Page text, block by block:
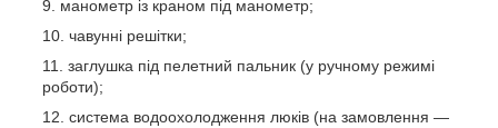
манометр із краном під манометр;
чавунні решітки;
заглушка під пелетний пальник (у ручному режимі
роботи);
система водоохолодження люків (на замовлення —